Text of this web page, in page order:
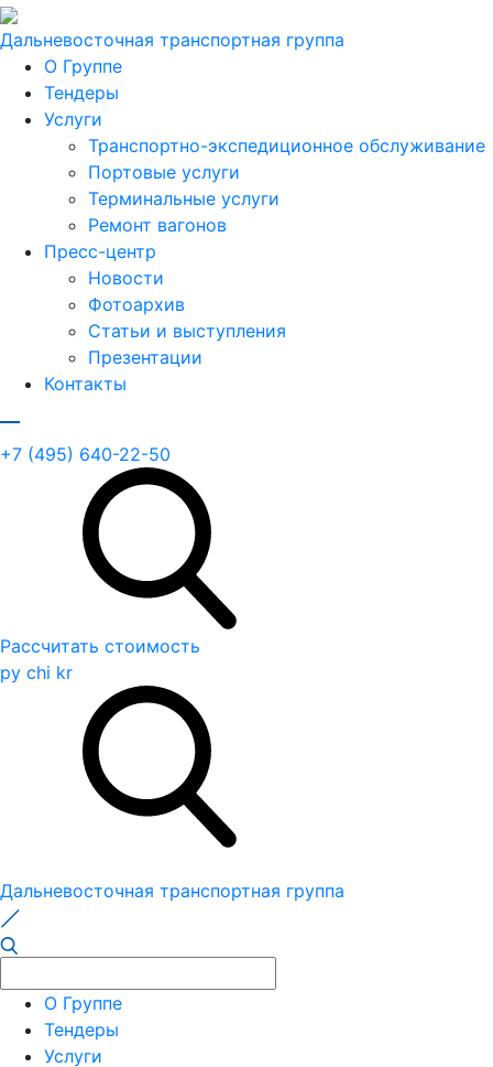
Дальневосточная транспортная группа
О Группе
Тендеры
Услуги
Транспортно-экспедиционное обслуживание
Портовые услуги
Терминальные услуги
Ремонт вагонов
Пресс-центр
Новости
Фотоархив
Статьи и выступления
Презентации
Контакты
+7 (495) 640-22-50
Рассчитать стоимость
ру chi kr
Дальневосточная транспортная группа
О Группе
Тендеры
Услуги